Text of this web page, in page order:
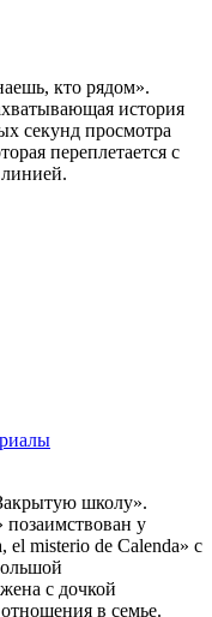
кто рядом».
история
секунд просмотра
переплетается с
школу».
у
el misterio de Calenda» с
с дочкой
в семье.